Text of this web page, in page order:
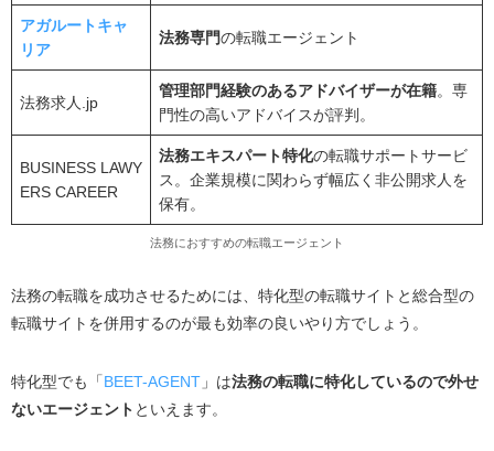
法務の転職における転職エージェントの選び方と比較ポ
イント
キャリアアドバイザーが法務部の知識に強いか
法務求人の量よりも案件の質が良いこと
連絡のレスポンスが早い
複数社登録してサポート内容を比べる
法務の転職が難しいと言われている３つの理由
求人の倍率が高い
法務部への転職を成功させる7つのポイント
自己分析で強みを把握する
アガルートキャ
リア
法務専門の転職エージェント
法務求人.jp
管理部門経験のあるアドバイザーが在籍。専
門性の高いアドバイスが評判。
BUSINESS LAWY
ERS CAREER
法務エキスパート特化の転職サポートサービ
ス。企業規模に関わらず幅広く非公開求人を
保有。
法務におすすめの転職エージェント
法務の転職を成功させるためには、特化型の転職サイトと総合型の
転職サイトを併用するのが最も効率の良いやり方でしょう。
特化型でも「BEET-AGENT」は法務の転職に特化しているので外せ
ないエージェント といえます。